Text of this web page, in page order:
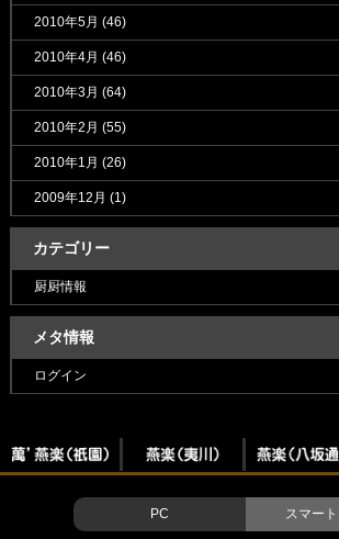
2010年5月 (46)
2010年4月 (46)
2010年3月 (64)
2010年2月 (55)
2010年1月 (26)
2009年12月 (1)
カテゴリー
厨厨情報
メタ情報
ログイン
PC スマー